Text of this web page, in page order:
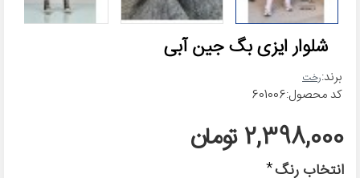
شلوار ایزی بگ جین آبی
برند:رخت
کد محصول:601006
2,398,000 تومان
انتخاب رنگ